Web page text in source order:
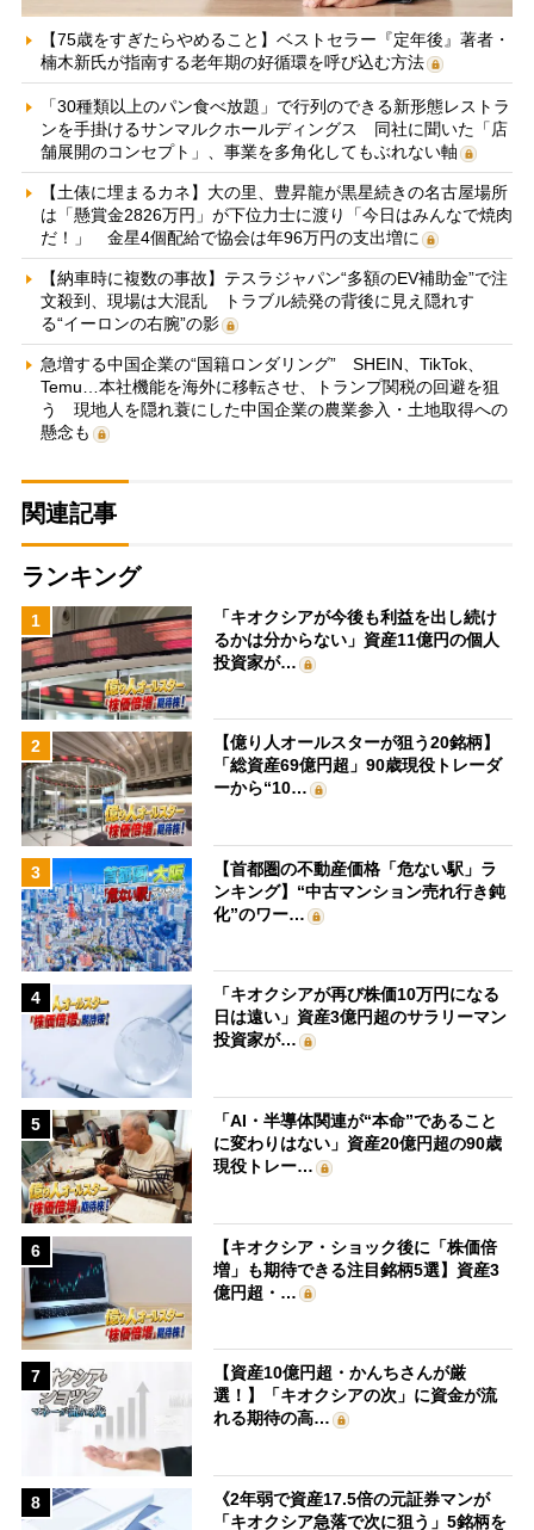
【75歳をすぎたらやめること】ベストセラー『定年後』著者・
楠木新氏が指南する老年期の好循環を呼び込む方法
「30種類以上のパン食べ放題」で行列のできる新形態レストラ
ンを手掛けるサンマルクホールディングス 同社に聞いた「店
舗展開のコンセプト」、事業を多角化してもぶれない軸
【土俵に埋まるカネ】大の里、豊昇龍が黒星続きの名古屋場所
は「懸賞金2826万円」が下位力士に渡り「今日はみんなで焼肉
だ！」 金星4個配給で協会は年96万円の支出増に
【納車時に複数の事故】テスラジャパン“多額のEV補助金”で注
文殺到、現場は大混乱 トラブル続発の背後に見え隠れす
る“イーロンの右腕”の影
急増する中国企業の“国籍ロンダリング” SHEIN、TikTok、
Temu…本社機能を海外に移転させ、トランプ関税の回避を狙
う 現地人を隠れ蓑にした中国企業の農業参入・土地取得への
懸念も
関連記事
ランキング
1
「キオクシアが今後も利益を出し続け
るかは分からない」資産11億円の個人
投資家が…
2
【億り人オールスターが狙う20銘柄】
「総資産69億円超」90歳現役トレーダ
ーから“10…
3
【首都圏の不動産価格「危ない駅」ラ
ンキング】“中古マンション売れ行き鈍
化”のワー…
4
「キオクシアが再び株価10万円になる
日は遠い」資産3億円超のサラリーマン
投資家が…
5
「AI・半導体関連が“本命”であること
に変わりはない」資産20億円超の90歳
現役トレー…
6
【キオクシア・ショック後に「株価倍
増」も期待できる注目銘柄5選】資産3
億円超・…
7
【資産10億円超・かんちさんが厳
選！】「キオクシアの次」に資金が流
れる期待の高…
8
《2年弱で資産17.5倍の元証券マンが
「キオクシア急落で次に狙う」5銘柄を